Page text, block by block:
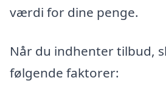
værdi for dine penge.
Når du indhenter tilbud,
følgende faktorer: